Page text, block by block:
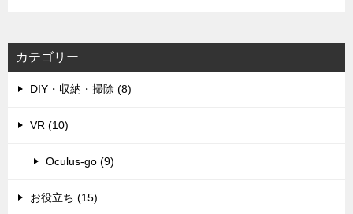
カテゴリー
DIY・収納・掃除 (8)
VR (10)
Oculus-go (9)
お役立ち (15)